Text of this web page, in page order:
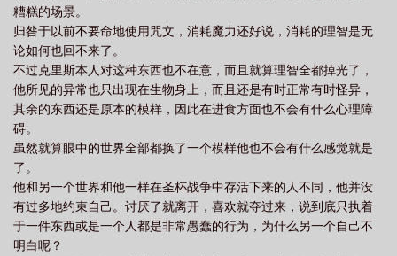
糟糕的场景。
归咎于以前不要命地使用咒文，消耗魔力还好说，消耗的理智是无
论如何也回不来了。
不过克里斯本人对这种东西也不在意，而且就算理智全都掉光了，
他所见的异常也只出现在生物身上，而且还是有时正常有时怪异，
其余的东西还是原本的模样，因此在进食方面也不会有什么心理障
碍。
虽然就算眼中的世界全部都换了一个模样他也不会有什么感觉就是
了。
他和另一个世界和他一样在圣杯战争中存活下来的人不同，他并没
有过多地约束自己。讨厌了就离开，喜欢就夺过来，说到底只执着
于一件东西或是一个人都是非常愚蠢的行为，为什么另一个自己不
明白呢？